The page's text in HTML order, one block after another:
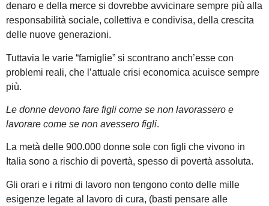
denaro e della merce si dovrebbe avvicinare sempre più alla
responsabilità sociale, collettiva e condivisa, della crescita
delle nuove generazioni.
Tuttavia le varie “famiglie” si scontrano anch’esse con
problemi reali, che l’attuale crisi economica acuisce sempre
più.
Le donne devono fare figli come se non lavorassero e
lavorare come se non avessero figli.
La metà delle 900.000 donne sole con figli che vivono in
Italia sono a rischio di povertà, spesso di povertà assoluta.
Gli orari e i ritmi di lavoro non tengono conto delle mille
esigenze legate al lavoro di cura, (basti pensare alle